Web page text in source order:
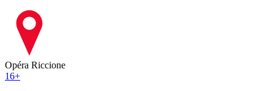
Opéra Riccione
16+